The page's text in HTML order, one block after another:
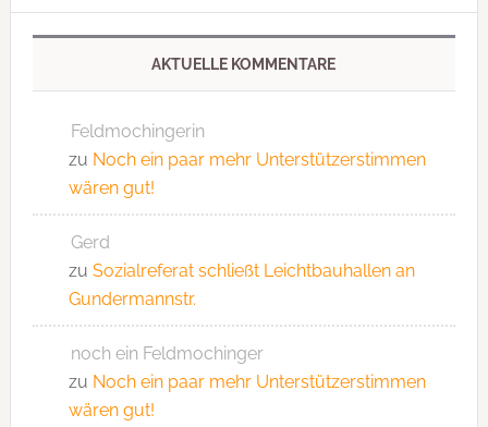
AKTUELLE KOMMENTARE
Feldmochingerin
zu Noch ein paar mehr Unterstützerstimmen
wären gut!
Gerd
zu Sozialreferat schließt Leichtbauhallen an
Gundermannstr.
noch ein Feldmochinger
zu Noch ein paar mehr Unterstützerstimmen
wären gut!